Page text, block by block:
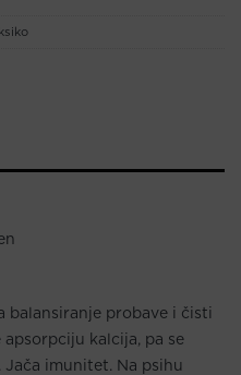
balansiranje probave i čisti
kalcija, pa se
imunitet. Na psihu